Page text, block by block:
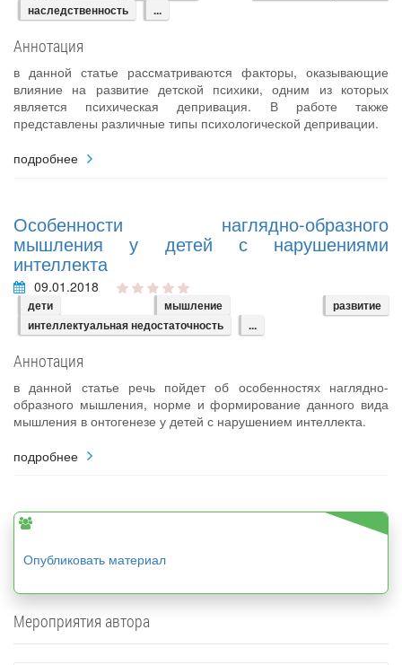
наследственность
...
Аннотация
в данной статье рассматриваются факторы, оказывающие
влияние на развитие детской психики, одним из которых
является психическая депривация. В работе также
представлены различные типы психологической депривации.
подробнее
Особенности наглядно-образного
мышления у детей с нарушениями
интеллекта
09.01.2018
дети мышление
развитие
интеллектуальная недостаточность
...
Аннотация
в данной статье речь пойдет об особенностях наглядно-
образного мышления, норме и формирование данного вида
мышления в онтогенезе у детей с нарушением интеллекта.
подробнее
Опубликовать материал
Мероприятия автора